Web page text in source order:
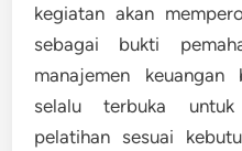
kegiatan akan
sebagai bukti
manajemen
selalu terbuka untuk
pelatihan sesuai